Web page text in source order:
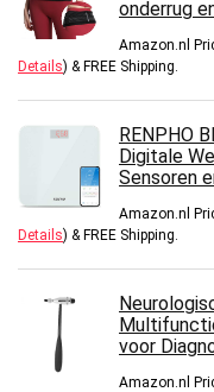
onderrug
Amazon.nl
Details) & FREE Shipping
RENPHO
Digitale
Sensoren
Amazon.nl
Details) & FREE Shipping
voor
Amazon.nl